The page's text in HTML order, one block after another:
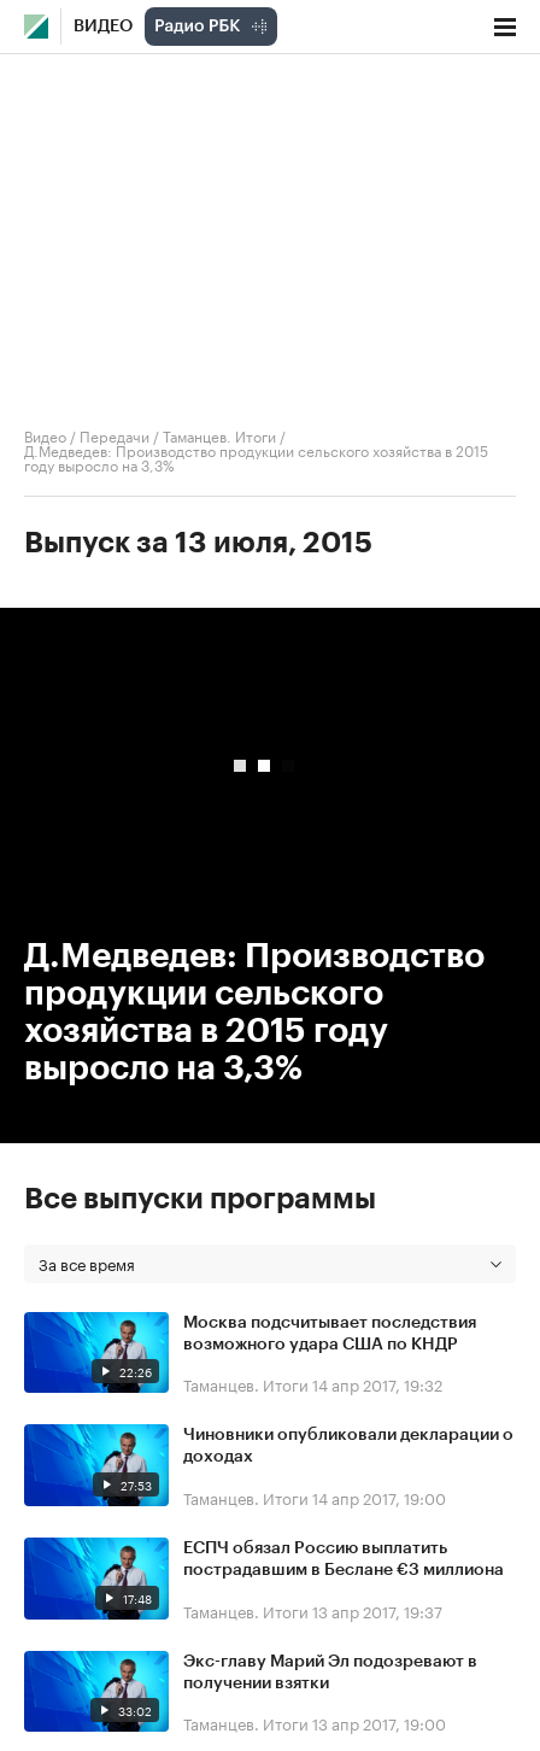
ВИДЕО
Видео / Передачи /Таманцев. Итоги /
Д.Медведев: Производство продукции сельского хозяйства в 2015
году выросло на 3,3%
Выпуск за 13 июля, 2015
Д.Медведев: Производство
продукции сельского
хозяйства в 2015 году
выросло на 3,3%
Все выпуски программы
За все время
22:26
Москва подсчитывает последствия
возможного удара США по КНДР
Таманцев. Итоги 14 апр 2017, 19:32
27:53
Чиновники опубликовали декларации о
доходах
Таманцев. Итоги 14 апр 2017, 19:00
17:48
ЕСПЧ обязал Россию выплатить
пострадавшим в Беслане €3 миллиона
Таманцев. Итоги 13 апр 2017, 19:37
33:02
Экс-главу Марий Эл подозревают в
получении взятки
Таманцев. Итоги 13 апр 2017, 19:00